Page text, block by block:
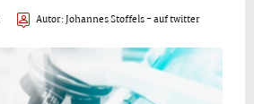
Autor:Johannes Stoffels- auf twitter